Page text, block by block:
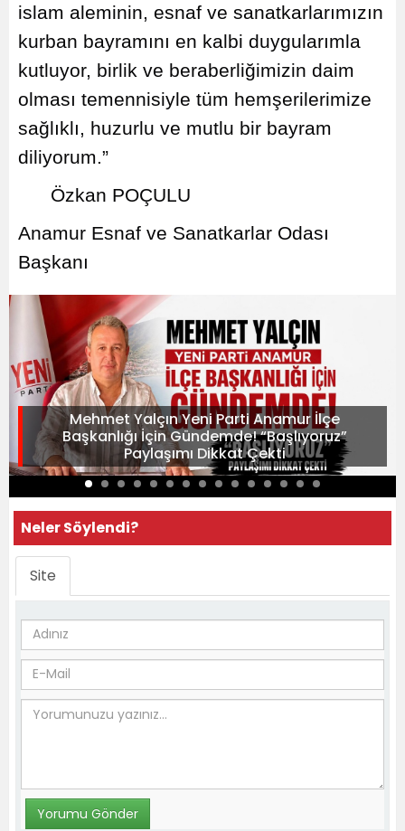
islam aleminin, esnaf ve sanatkarlarımızın
kurban bayramını en kalbi duygularımla
kutluyor, birlik ve beraberliğimizin daim
olması temennisiyle tüm hemşerilerimize
sağlıklı, huzurlu ve mutlu bir bayram
diliyorum.”
Özkan POÇULU
Anamur Esnaf ve Sanatkarlar Odası
Başkanı
Mehmet Yalçın Yeni Parti Anamur İlçe
Başkanlığı İçin Gündemde! “Başlıyoruz”
Paylaşımı Dikkat Çekti
Neler Söylendi?
Site